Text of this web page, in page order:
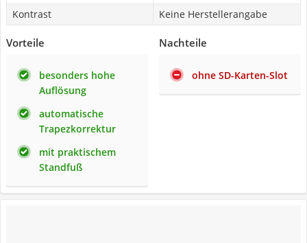
Kontrast
Keine Herstellerangabe
Vorteile
besonders hohe
Auflösung
automatische
Trapezkorrektur
mit praktischem
Standfuß
Nachteile
ohne SD-Karten-Slot